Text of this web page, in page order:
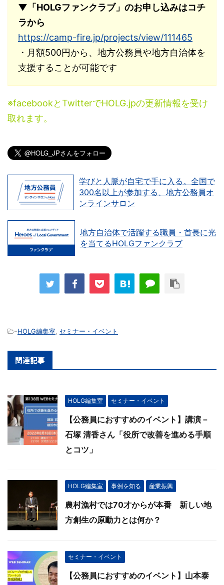
▼「HOLGファンクラブ」のお申し込みはコチ
ラから
https://camp-fire.jp/projects/view/111465
・月額500円から、地方公務員や地方自治体を
支援することが可能です
※facebookとTwitterでHOLG.jpの更新情報を受け
取れます。
学びと人脈が自宅で手に入る。全国で
300名以上が参加する、地方公務員オ
ンラインサロン
地方自治体で活躍する職員・首長に光
を当てるHOLGファンクラブ
-HOLG編集室, セミナー・イベント
関連記事
HOLG編集室 セミナー・イベント
【公務員におすすめのイベント】講演－
石塚 清香さん「役所で改善を進める手順
とコツ」
HOLG編集室 事例を知る 産業振興
農村漁村では70才からが本番 新しい地
方創生の原動力とは何か？
セミナー・イベント
【公務員におすすめのイベント】山本泰